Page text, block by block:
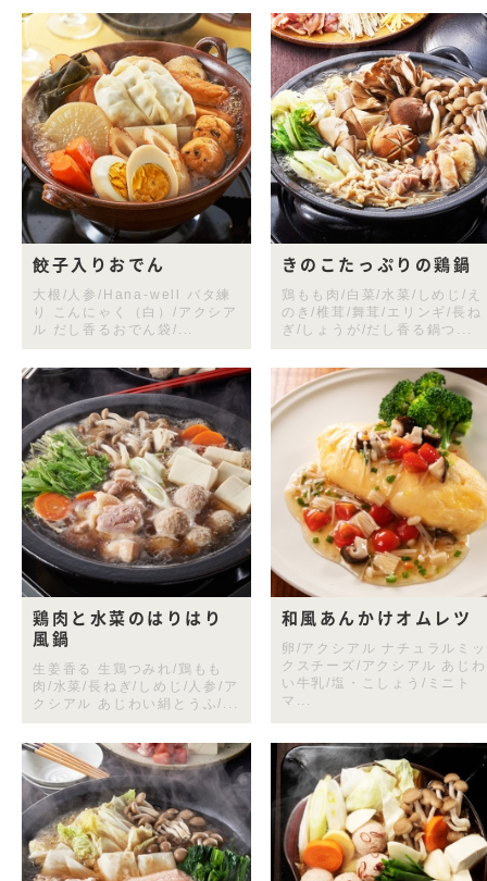
餃子入りおでん
大根/人参/Hana-well バタ練
り こんにゃく（白）/アクシア
ル だし香るおでん袋/...
きのこたっぷりの鶏鍋
鶏もも肉/白菜/水菜/しめじ/え
のき/椎茸/舞茸/エリンギ/長ね
ぎ/しょうが/だし香る鍋つ...
鶏肉と水菜のはりはり
風鍋
生姜香る 生鶏つみれ/鶏もも
肉/水菜/長ねぎ/しめじ/人参/ア
クシアル あじわい絹とうふ/...
和風あんかけオムレツ
卵/アクシアル ナチュラルミッ
クスチーズ/アクシアル あじわ
い牛乳/塩・こしょう/ミニト
マ...